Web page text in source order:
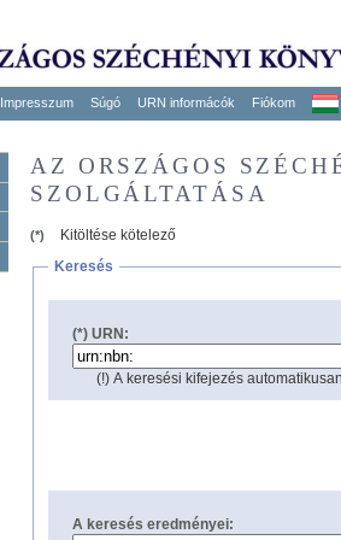
Impresszum Súgó URN informácók Fiókom
AZ ORSZÁGOS
SZOLGÁLTATÁSA
(*)
Kitöltése kötelező
Keresés
(*) URN:
(!) A keresési kifejezés
A keresés eredményei: